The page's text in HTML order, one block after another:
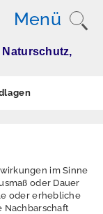
Menü
im Sinne
oder Dauer
oder erhebliche
Nachbarschaft